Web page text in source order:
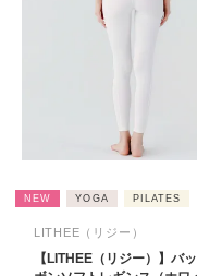
NEW YOGA PILATES
LITHEE（リジー）
【LITHEE（リジー）】バ